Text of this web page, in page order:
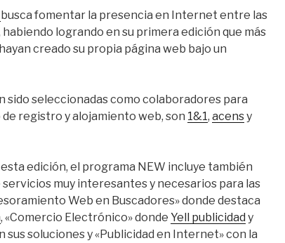
busca fomentar la presencia en Internet entre las
habiendo logrando en su primera edición que más
creado su propia página web bajo un
sido seleccionadas como colaboradores para
registro y alojamiento web, son 1&1, acensy
edición, el programa NEW incluye también
muy interesantes y necesarios para las
Web en Buscadores» donde destaca
, «Comercio Electrónico» donde Yell publicidad y
sus soluciones y «Publicidad en Internet» con la